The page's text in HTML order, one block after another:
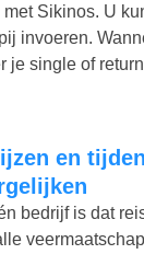
Sikinos. U
invoeren.
je single of
bedrijf is dat